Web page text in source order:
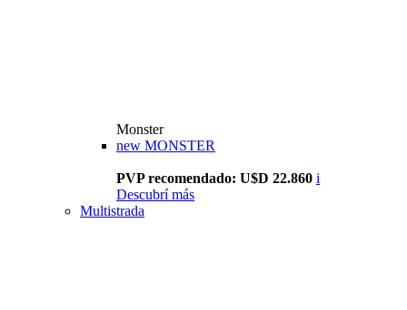
Monster
new MONSTER
PVP recomendado: U$D 22.860 i
Descubrí más
Multistrada